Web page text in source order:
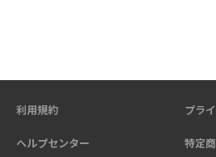
利用規約 プラ
ヘルプセンター 特定